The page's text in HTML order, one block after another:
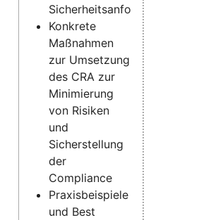
Sicherheitsanforderungen
Konkrete
Maßnahmen
zur Umsetzung
des CRA zur
Minimierung
von Risiken
und
Sicherstellung
der
Compliance
Praxisbeispiele
und Best